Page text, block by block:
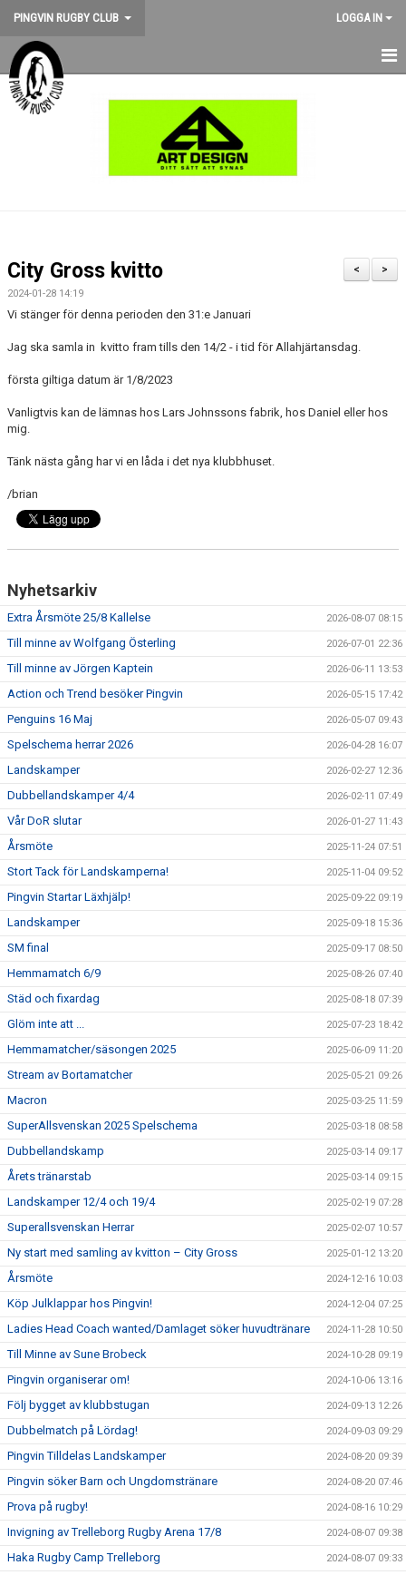
PINGVIN RUGBY CLUB LOGGA IN
HEM
BILDGALLERI
MATCHER
ÖVRIGT
WEBSHOP
ANTIDOPING
>
<
City Gross kvitto
2024-01-28 14:19
Vi stänger för denna perioden den 31:e Januari
Jag ska samla in kvitto fram tills den 14/2 - i tid för Allahjärtansdag.
första giltiga datum är 1/8/2023
Vanligtvis kan de lämnas hos Lars Johnssons fabrik, hos Daniel eller hos
mig.
Tänk nästa gång har vi en låda i det nya klubbhuset.
/brian
Nyhetsarkiv
Extra Årsmöte 25/8 Kallelse 2026-08-07 08:15
Till minne av Wolfgang Österling 2026-07-01 22:36
Till minne av Jörgen Kaptein 2026-06-11 13:53
Action och Trend besöker Pingvin 2026-05-15 17:42
Penguins 16 Maj 2026-05-07 09:43
Spelschema herrar 2026 2026-04-28 16:07
Landskamper 2026-02-27 12:36
Dubbellandskamper 4/4 2026-02-11 07:49
Vår DoR slutar 2026-01-27 11:43
Årsmöte 2025-11-24 07:51
Stort Tack för Landskamperna! 2025-11-04 09:52
Pingvin Startar Läxhjälp! 2025-09-22 09:19
Landskamper 2025-09-18 15:36
SM final 2025-09-17 08:50
Hemmamatch 6/9 2025-08-26 07:40
Städ och fixardag 2025-08-18 07:39
Glöm inte att ... 2025-07-23 18:42
Hemmamatcher/säsongen 2025 2025-06-09 11:20
Stream av Bortamatcher 2025-05-21 09:26
Macron 2025-03-25 11:59
SuperAllsvenskan 2025 Spelschema 2025-03-18 08:58
Dubbellandskamp 2025-03-14 09:17
Årets tränarstab 2025-03-14 09:15
Landskamper 12/4 och 19/4 2025-02-19 07:28
Superallsvenskan Herrar 2025-02-07 10:57
Ny start med samling av kvitton – City Gross 2025-01-12 13:20
Årsmöte 2024-12-16 10:03
Köp Julklappar hos Pingvin! 2024-12-04 07:25
Ladies Head Coach wanted/Damlaget söker huvudtränare 2024-11-28 10:50
Till Minne av Sune Brobeck 2024-10-28 09:19
Pingvin organiserar om! 2024-10-06 13:16
Följ bygget av klubbstugan 2024-09-13 12:26
Dubbelmatch på Lördag! 2024-09-03 09:29
Pingvin Tilldelas Landskamper 2024-08-20 09:39
Pingvin söker Barn och Ungdomstränare 2024-08-20 07:46
Prova på rugby! 2024-08-16 10:29
Invigning av Trelleborg Rugby Arena 17/8 2024-08-07 09:38
Haka Rugby Camp Trelleborg 2024-08-07 09:33